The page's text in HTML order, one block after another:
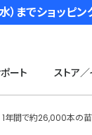
までショッピン
ート ストア／
1年間で約26,000本の